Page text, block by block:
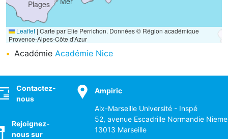
Plages
Leaflet | Carte par Elie Perrichon. Données © Région académique
Provence-Alpes-Côte d'Azur
Académie Académie Nice
Contactez-
nous
Rejoignez-
nous sur
Ampiric
Aix-Marseille Université - Inspé
52, avenue Escadrille Normandie
13013 Marseille